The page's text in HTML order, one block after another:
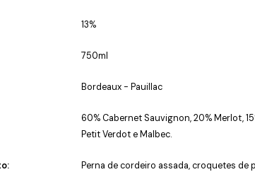
13%
750ml
Bordeaux - Pauillac
60% Cabernet Sauvignon, 20% Merlot,
Petit Verdot e Malbec.
Perna de cordeiro assada, croquetes de